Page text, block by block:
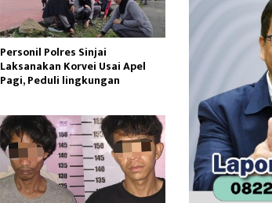
Personil Polres Sinjai
Laksanakan Korvei Usai Apel
Pagi, Peduli lingkungan